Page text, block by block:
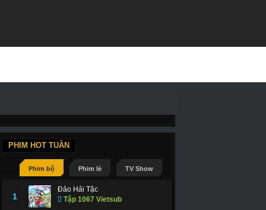
PHIM HOT TUẦN
Phim bộ Phim lẻ TV Show
1
Đảo Hải Tặc
Tập 1067 Vietsub